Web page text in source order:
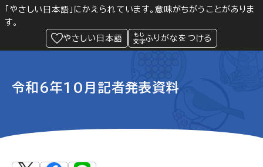
「やさしい日本語」にかえられています。意味がちがうことがありま
す。
やさしい日本語
ふりがなをつける
Language 閲覧支援
緊急情報
令和6年10月記者発表資料